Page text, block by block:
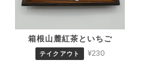
箱根山麓紅茶といちご
テイクアウト ¥230